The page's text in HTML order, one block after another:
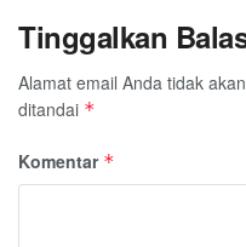
Tinggalkan
Alamat email Anda tidak
ditandai *
Komentar *